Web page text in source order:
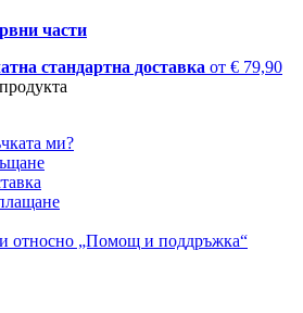
части
стандартна доставка от € 79,90
ми?
относно „Помощ и поддръжка“